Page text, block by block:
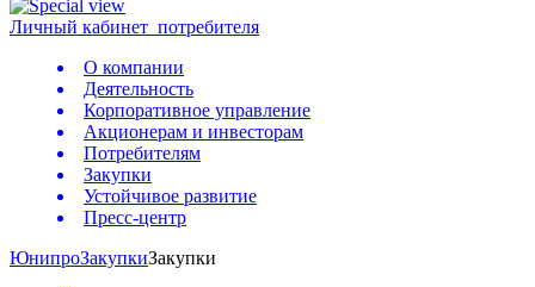
Личный кабинет потребителя
О компании
Деятельность
Корпоративное управление
Акционерам и инвесторам
Потребителям
Закупки
Устойчивое развитие
Пресс-центр
ЮнипроЗакупкиЗакупки